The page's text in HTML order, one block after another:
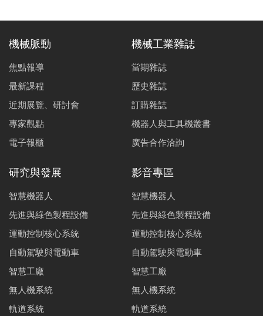
機械脈動
焦點報導
最新課程
近期展覽、研討會
專家觀點
電子報櫃
機械工業雜誌
當期雜誌
歷史雜誌
訂購雜誌
機器人與工具機叢書
廣告合作洽詢
研究與發展
智慧機器人
先進與綠色製程設備
運動控制核心系統
自動駕駛與電動車
智慧工廠
無人機系統
軌道系統
影音專區
智慧機器人
先進與綠色製程設備
運動控制核心系統
自動駕駛與電動車
智慧工廠
無人機系統
軌道系統